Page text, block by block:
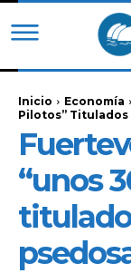
Inicio Economía
Pilotos”
“unos